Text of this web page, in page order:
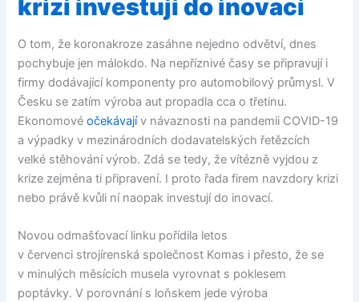
krizi investují do inovací
O tom, že koronakroze zasáhne nejedno odvětví, dnes
pochybuje jen málokdo. Na nepříznivé časy se připravují i
firmy dodávající komponenty pro automobilový průmysl. V
Česku se zatím výroba aut propadla cca o třetinu.
Ekonomovéočekávajív návaznosti na pandemii COVID-19
a výpadky v mezinárodních dodavatelských řetězcích
velké stěhování výrob. Zdá se tedy, že vítézně vyjdou z
krize zejména ti připravení. I proto řada firem navzdory krizi
nebo právě kvůli ní naopak investují do inovací.
Novou odmašťovací linku pořídila letos
v červenci strojírenská společnost Komas i přesto, že se
v minulých měsících musela vyrovnat s poklesem
poptávky. V porovnání s loňskem jede výroba